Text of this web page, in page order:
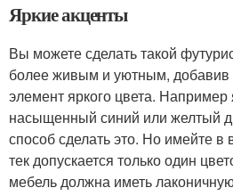
Яркие акценты
Вы можете сделать такой
более живым и уютным, добавив
элемент яркого цвета. Например
насыщенный синий или желтый
способ сделать это. Но имейте в
тек допускается только один
мебель должна иметь